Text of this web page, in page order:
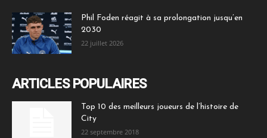
Phil Foden réagit à sa prolongation jusqu’en
2030
22 juillet 2026
ARTICLES POPULAIRES
Top 10 des meilleurs joueurs de l’histoire de
City
22 septembre 2018